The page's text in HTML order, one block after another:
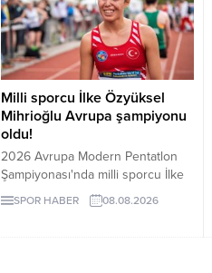
duyurusunda bulundu.
Milli sporcu İlke Özyüksel
Mihrioğlu Avrupa şampiyonu
oldu!
2026 Avrupa Modern Pentatlon
Şampiyonası'nda milli sporcu İlke
Özyüksel Mihrioğlu, altın madalya
kazandı. Mihrioğlu, pentatlon'da
SPOR HABER 08.08.2026